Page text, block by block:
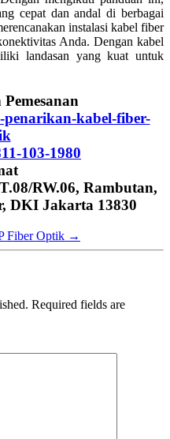
cepat dan andal di berbagai
instalasi kabel fiber
Anda. Dengan kabel
landasan yang kuat untuk
penarikan-kabel-fiber-
103-1980
RW.06, Rambutan,
DKI Jakarta 13830
Fiber Optik →
Required fields are